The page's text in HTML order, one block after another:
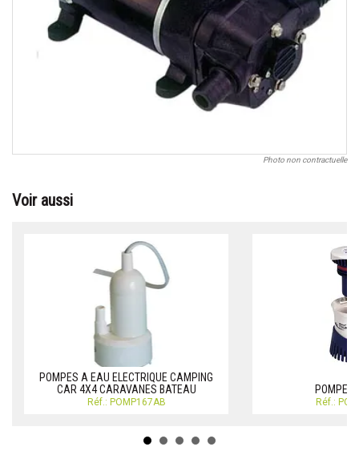
Photo non contractuelle
Voir aussi
POMPES A EAU ELECTRIQUE CAMPING
CAR 4X4 CARAVANES BATEAU
Réf.: POMP167AB
POMPES
Réf.: